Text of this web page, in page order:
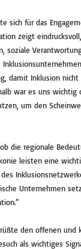
sich für das
zeigt
soziale
damit Inklusion nicht
war es uns wichtig
um den
die regionale
leisten eine
Unternehmen
den offenen und
als wichtiges